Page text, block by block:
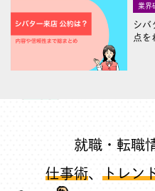
業界
シバ
点を
就職・転職
仕事術、 トレン